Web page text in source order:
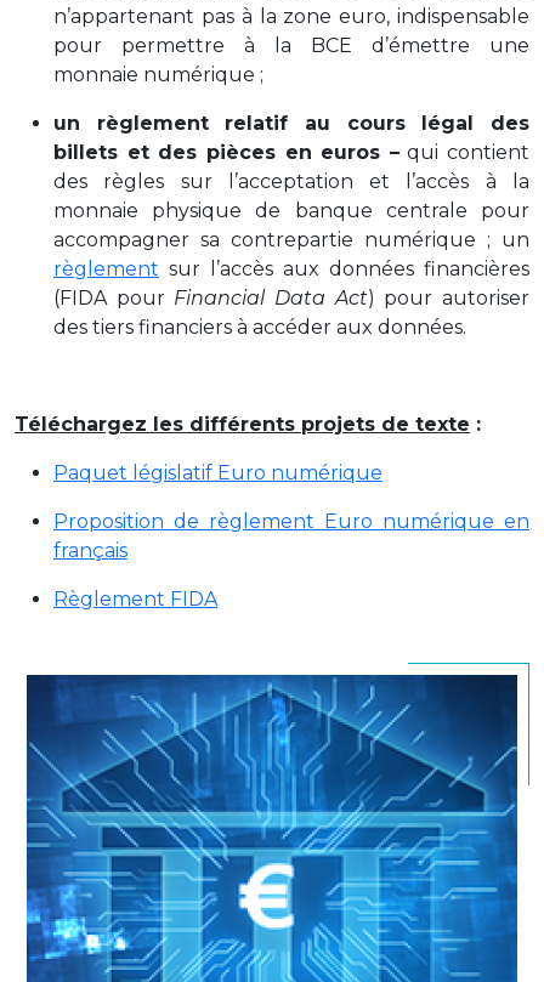
n’appartenant pas à la zone euro, indispensable
pour permettre à la BCE d’émettre une
monnaie numérique ;
un règlement relatif au cours légal des
billets et des pièces en euros –qui contient
des règles sur l’acceptation et l’accès à la
monnaie physique de banque centrale pour
accompagner sa contrepartie numérique ; un
règlement sur l’accès aux données financières
(FIDA pour Financial Data Act) pour autoriser
des tiers financiers à accéder aux données.
Téléchargez les différents projets de texte :
Paquet législatif Euro numérique
Proposition de règlement Euro numérique en
français
Règlement FIDA